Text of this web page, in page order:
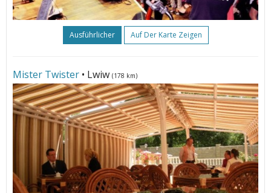
Ausführlicher Auf Der Karte Zeigen
Mister Twister • Lwiw (178 km)